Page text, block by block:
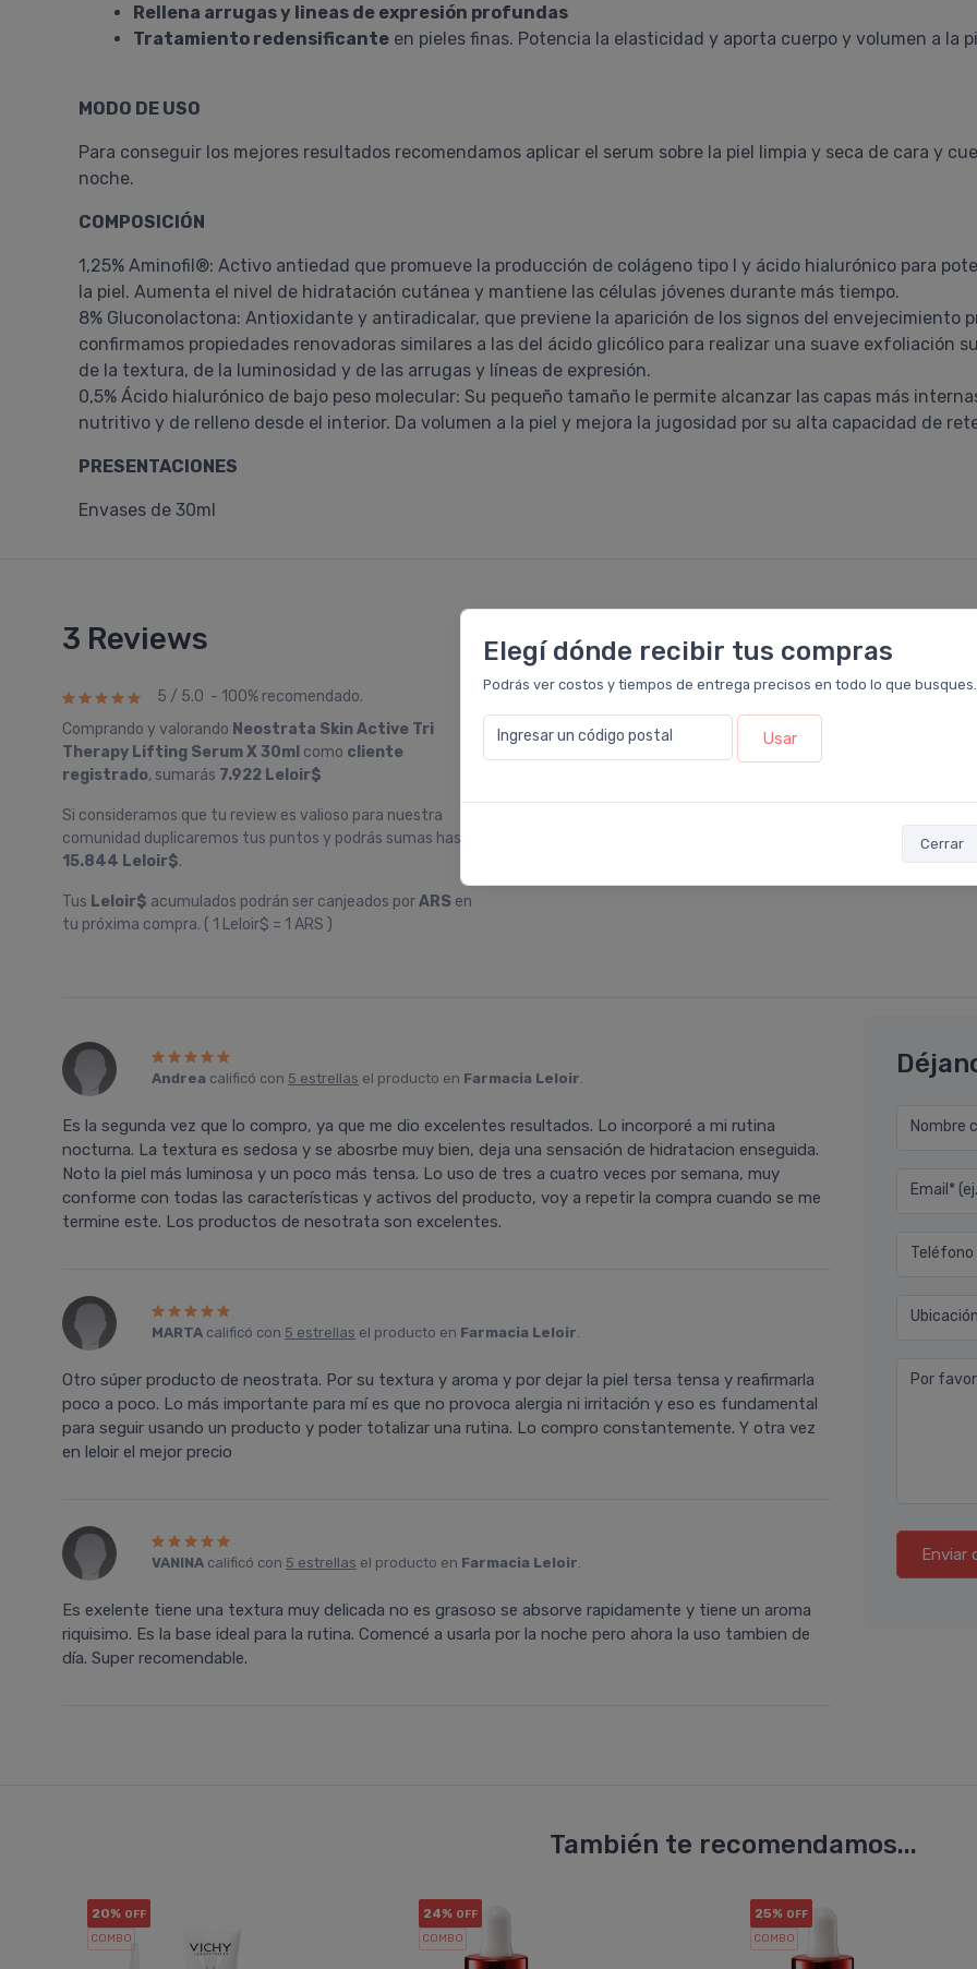
Elegí dónde recibir tus compras
Podrás ver costos y tiempos de entrega precisos en todo lo que busques.
Ingresar un código postal Usar
Cerrar
Rellena arrugas y lineas de expresión profundas
Tratamiento redensificante en pieles finas. Potencia la elasticidad y aporta cuerpo y volumen a la
MODO DE USO
Para conseguir los mejores resultados recomendamos aplicar el serum sobre la piel limpia y seca de cara y
noche.
COMPOSICIÓN
1,25% Aminofil®: Activo antiedad que promueve la producción de colágeno tipo I y ácido hialurónico para
la piel. Aumenta el nivel de hidratación cutánea y mantiene las células jóvenes durante más tiempo.
8% Gluconolactona: Antioxidante y antiradicalar, que previene la aparición de los signos del envejecimiento
confirmamos propiedades renovadoras similares a las del ácido glicólico para realizar una suave exfoliación
de la textura, de la luminosidad y de las arrugas y líneas de expresión.
0,5% Ácido hialurónico de bajo peso molecular: Su pequeño tamaño le permite alcanzar las capas más
nutritivo y de relleno desde el interior. Da volumen a la piel y mejora la jugosidad por su alta capacidad de
PRESENTACIONES
Envases de 30ml
3 Reviews
5 / 5.0 - 100% recomendado.
Comprando y valorando Neostrata Skin Active Tri
Therapy Lifting Serum X 30ml como cliente
registrado, sumarás 7.922 Leloir$
Si consideramos que tu review es valioso para nuestra
comunidad duplicaremos tus puntos y podrás sumas hasta
15.844 Leloir$.
Tus Leloir$ acumulados podrán ser canjeados porARS en
tu próxima compra. ( 1 Leloir$ = 1 ARS )
4
2
Andrea calificó con 5 estrellas el producto en Farmacia Leloir.
Es la segunda vez que lo compro, ya que me dio excelentes resultados. Lo incorporé a mi rutina
nocturna. La textura es sedosa y se abosrbe muy bien, deja una sensación de hidratacion enseguida.
Noto la piel más luminosa y un poco más tensa. Lo uso de tres a cuatro veces por semana, muy
conforme con todas las características y activos del producto, voy a repetir la compra cuando se me
termine este. Los productos de nesotrata son excelentes.
MARTA calificó con 5 estrellas el producto en Farmacia Leloir.
Otro súper producto de neostrata. Por su textura y aroma y por dejar la piel tersa tensa y reafirmarla
poco a poco. Lo más importante para mí es que no provoca alergia ni irritación y eso es fundamental
para seguir usando un producto y poder totalizar una rutina. Lo compro constantemente. Y otra vez
en leloir el mejor precio
VANINA calificó con 5 estrellas el producto en Farmacia Leloir.
Es exelente tiene una textura muy delicada no es grasoso se absorve rapidamente y tiene un aroma
riquisimo. Es la base ideal para la rutina. Comencé a usarla por la noche pero ahora la uso tambien de
día. Super recomendable.
Nombre
Email*
Teléfono
Ubicación
Por
Enviar
También te recomendamos...
20% OFF
COMBO
24% OFF
COMBO
25% OFF
COMBO